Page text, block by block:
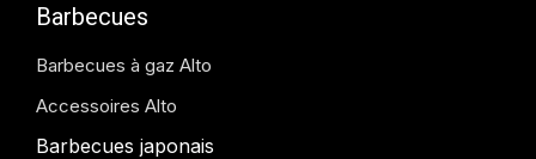
Barbecues
Barbecues à gaz Alto
Accessoires Alto
Barbecues japonais